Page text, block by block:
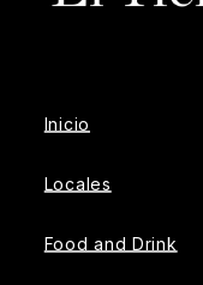
Inicio
Locales
Food and Drink